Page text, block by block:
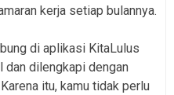
kerja setiap bulannya.
di aplikasi KitaLulus
dilengkapi dengan
itu, kamu tidak perlu